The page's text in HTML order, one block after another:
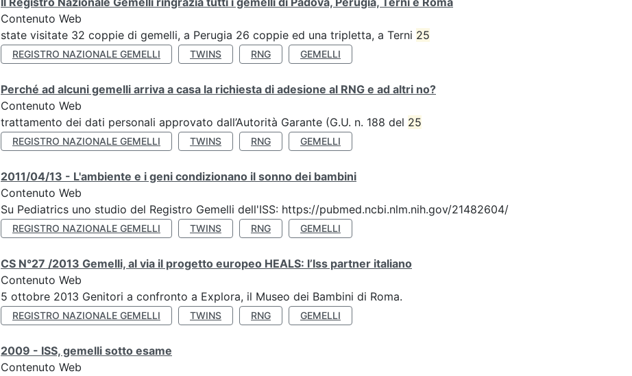
Contenuto Web
state visitate 32 coppie di gemelli, a Perugia 26 coppie ed una tripletta, a Terni 25
REGISTRO NAZIONALE GEMELLI TWINS RNG GEMELLI
Perché ad alcuni gemelli arriva a casa la richiesta di adesione al RNG e ad altri no?
Contenuto Web
trattamento dei dati personali approvato dall’Autorità Garante (G.U. n. 188 del 25
REGISTRO NAZIONALE GEMELLI TWINS RNG GEMELLI
2011/04/13 - L'ambiente e i geni condizionano il sonno dei bambini
Contenuto Web
Su Pediatrics uno studio del Registro Gemelli dell'ISS: https://pubmed.ncbi.nlm.nih.gov/21482604/
REGISTRO NAZIONALE GEMELLI TWINS RNG GEMELLI
CS N°27 /2013 Gemelli, al via il progetto europeo HEALS: l’Iss partner italiano
Contenuto Web
5 ottobre 2013 Genitori a confronto a Explora, il Museo dei Bambini di Roma.
REGISTRO NAZIONALE GEMELLI TWINS RNG GEMELLI
2009 - ISS, gemelli sotto esame
Contenuto Web